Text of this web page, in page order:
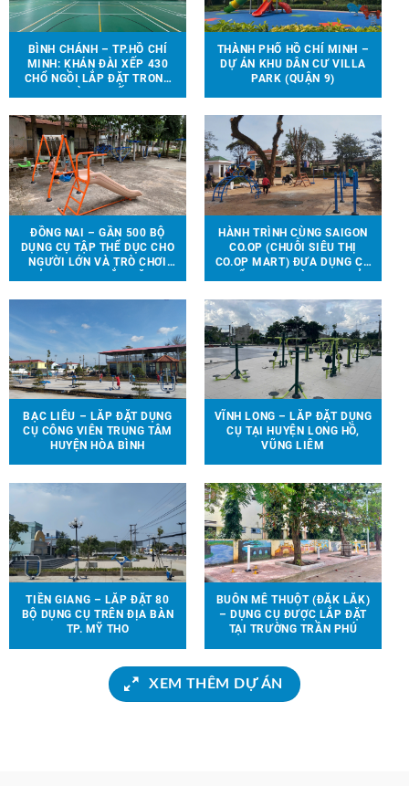
BÌNH CHÁNH – TP.HỒ CHÍ
MINH: KHÁN ĐÀI XẾP 430
CHỔ NGỒI LẮP ĐẶT TRONG
THÀNH PHỐ HỒ CHÍ MINH –
DỰ ÁN KHU DÂN CƯ VILLA
PARK (QUẬN 9)
ĐỒNG NAI – GẦN 500 BỘ
DỤNG CỤ TẬP THỂ DỤC CHO
NGƯỜI LỚN VÀ TRÒ CHƠI
HÀNH TRÌNH CÙNG SAIGON
CO.OP (CHUỖI SIÊU THỊ
CO.OP MART) ĐƯA DỤNG CỤ
HỌC TẠI 6 TỈNH THÀNH
BẠC LIÊU – LẮP ĐẶT DỤNG
CỤ CÔNG VIÊN TRUNG TÂM
HUYỆN HÒA BÌNH
VĨNH LONG – LẮP ĐẶT DỤNG
CỤ TẠI HUYỆN LONG HỒ,
VŨNG LIÊM
TIỀN GIANG – LẮP ĐẶT 80
BỘ DỤNG CỤ TRÊN ĐỊA BÀN
TP. MỸ THO
BUÔN MÊ THUỘT (ĐẮK LẮK)
– DỤNG CỤ ĐƯỢC LẮP ĐẶT
TẠI TRƯỜNG TRẦN PHÚ
XEM THÊM DỰ ÁN